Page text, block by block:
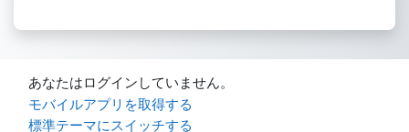
あなたはログインしていません。
モバイルアプリを取得する
標準テーマにスイッチする